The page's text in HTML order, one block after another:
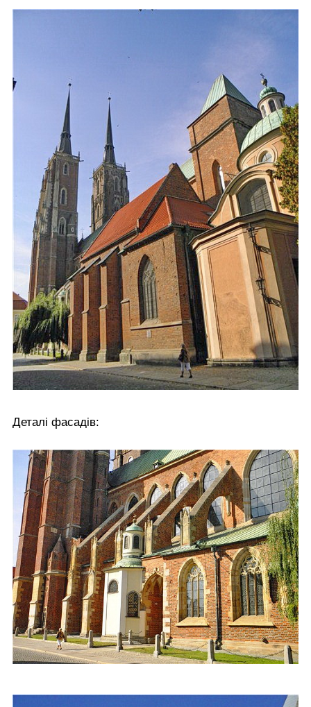
Деталі фасадів: